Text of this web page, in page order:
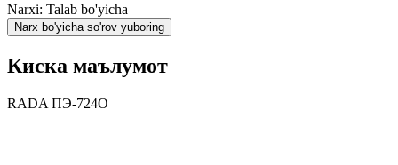
Narxi: Talab bo'yicha
Narx bo'yicha so'rov yuboring
Киска маълумот
RADA ПЭ-724О